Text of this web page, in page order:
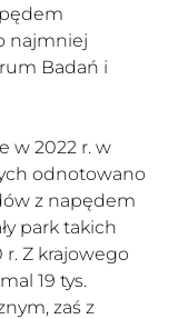
najmniej
Badań i
w 2022 r. w
odnotowano
z napędem
park takich
Z krajowego
19 tys.
zaś z